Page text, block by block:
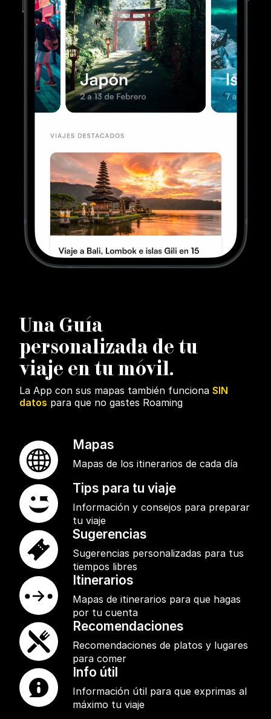
Una Guía
personalizada de tu
viaje en tu móvil.
La App con sus mapas también funciona SIN
datos para que no gastes Roaming
Mapas
Mapas de los itinerarios de cada día
Tips para tu viaje
Información y consejos para preparar
tu viaje
Sugerencias
Sugerencias personalizadas para tus
tiempos libres
Itinerarios
Mapas de itinerarios para que hagas
por tu cuenta
Recomendaciones
Recomendaciones de platos y lugares
para comer
Info útil
Información útil para que exprimas al
máximo tu viaje